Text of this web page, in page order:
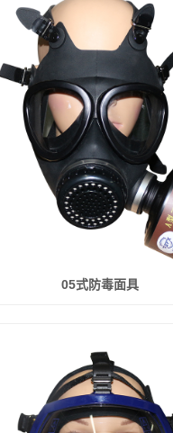
05式防毒面具